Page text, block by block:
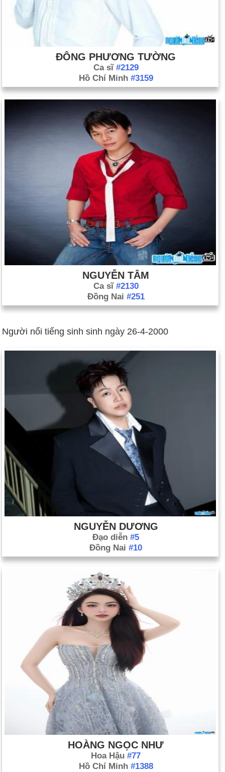
ĐÔNG PHƯƠNG TƯỜNG
Ca sĩ #2129
Hồ Chí Minh #3159
NGUYỄN TÂM
Ca sĩ #2130
Đồng Nai #251
Người nổi tiếng sinh sinh ngày 26-4-2000
NGUYỄN DƯƠNG
Đạo diễn #5
Đồng Nai #10
HOÀNG NGỌC NHƯ
Hoa Hậu #77
Hồ Chí Minh #1388